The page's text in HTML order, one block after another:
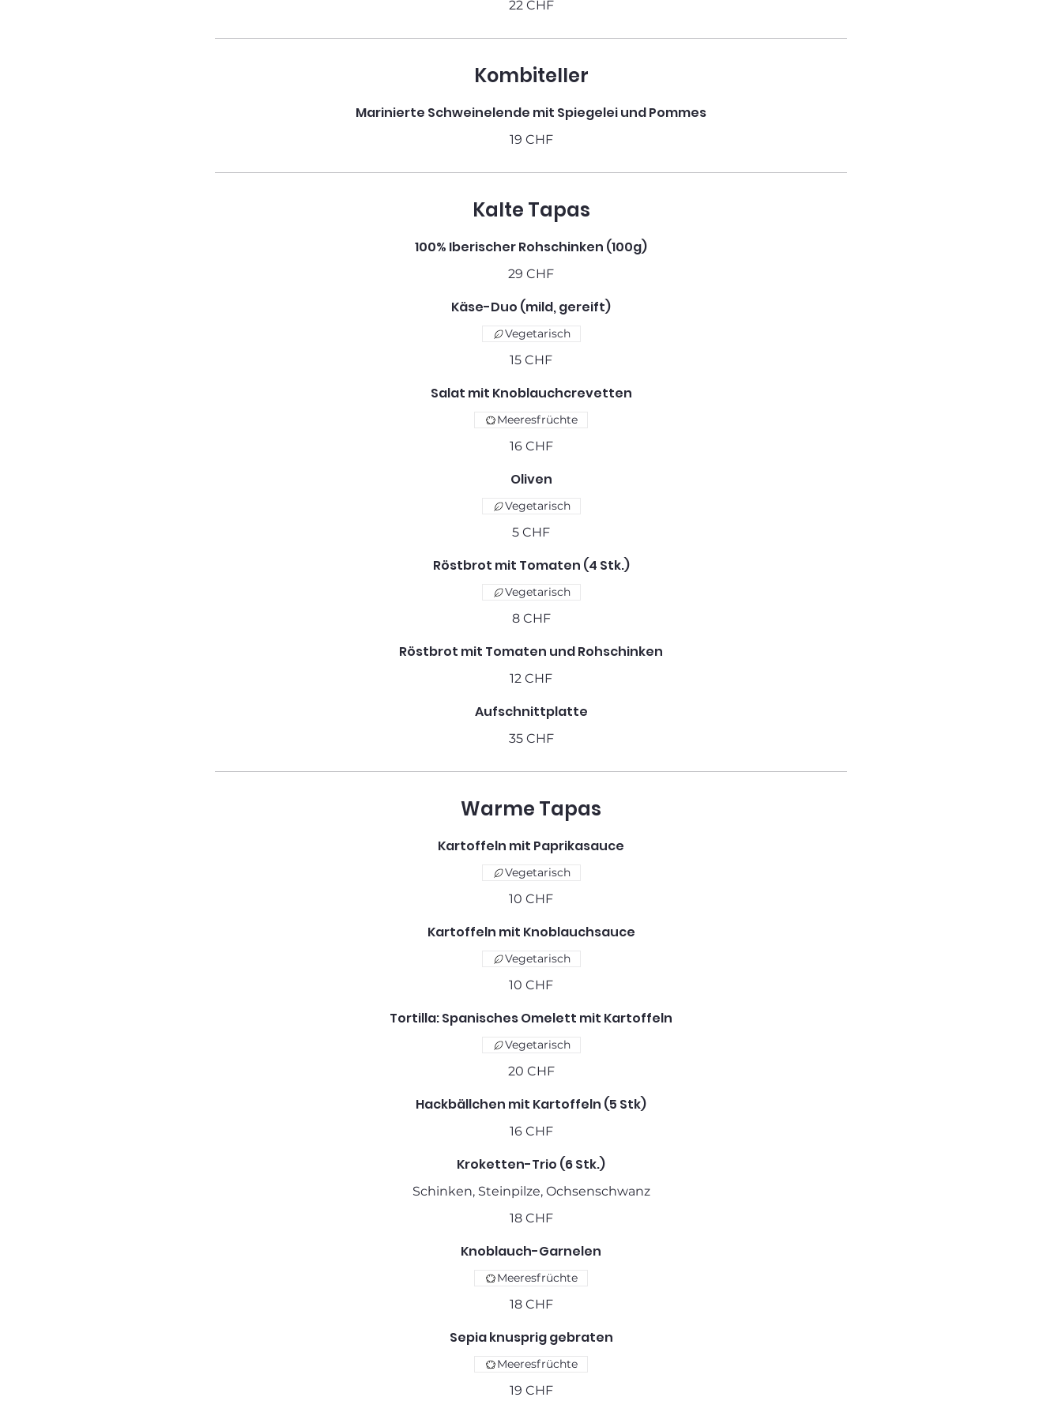
22 CHF
Kombiteller
Marinierte Schweinelende mit Spiegelei und Pommes
19 CHF
Kalte Tapas
100% Iberischer Rohschinken (100g)
29 CHF
Käse-Duo (mild, gereift)
15 CHF
Vegetarisch
Salat mit Knoblauchcrevetten
16 CHF
Meeresfrüchte
Oliven
5 CHF
Vegetarisch
Röstbrot mit Tomaten (4 Stk.)
8 CHF
Vegetarisch
Röstbrot mit Tomaten und Rohschinken
12 CHF
Aufschnittplatte
35 CHF
Warme Tapas
Kartoffeln mit Paprikasauce
10 CHF
Vegetarisch
Kartoffeln mit Knoblauchsauce
10 CHF
Vegetarisch
Tortilla: Spanisches Omelett mit Kartoffeln
20 CHF
Vegetarisch
Hackbällchen mit Kartoffeln (5 Stk)
16 CHF
Kroketten-Trio (6 Stk.)
Schinken, Steinpilze, Ochsenschwanz
18 CHF
Knoblauch-Garnelen
18 CHF
Meeresfrüchte
Sepia knusprig gebraten
19 CHF
Meeresfrüchte